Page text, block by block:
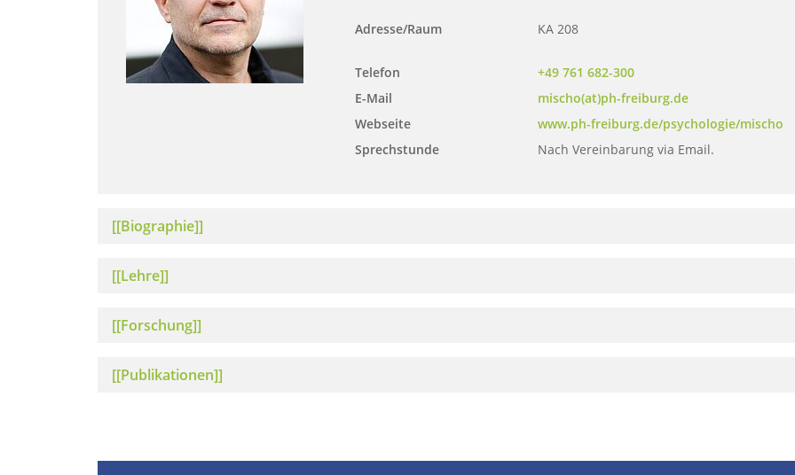
Adresse/Raum KA 208
Telefon
+49 761 682-300
E-Mail
mischo(at)ph-freiburg.de
Webseite
www.ph-freiburg.de/psychologie/mischo
Sprechstunde
Nach Vereinbarung via Email.
[[Biographie]]
[[Lehre]]
[[Forschung]]
[[Publikationen]]